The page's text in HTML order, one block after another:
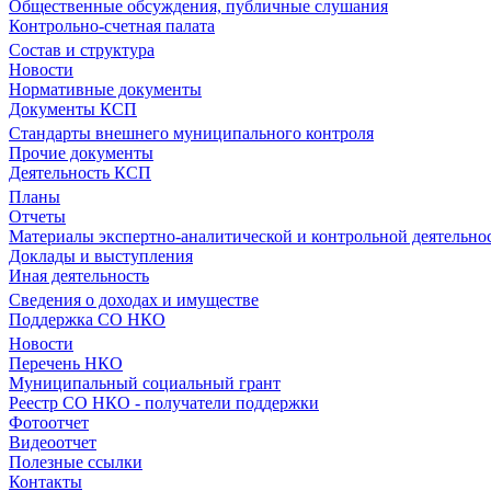
Общественные обсуждения, публичные слушания
Контрольно-счетная палата
Состав и структура
Новости
Нормативные документы
Документы КСП
Стандарты внешнего муниципального контроля
Прочие документы
Деятельность КСП
Планы
Отчеты
Материалы экспертно-аналитической и контрольной
Доклады и выступления
Иная деятельность
Сведения о доходах и имуществе
Поддержка СО НКО
Новости
Перечень НКО
Муниципальный социальный грант
Реестр СО НКО - получатели поддержки
Фотоотчет
Видеоотчет
Полезные ссылки
Контакты